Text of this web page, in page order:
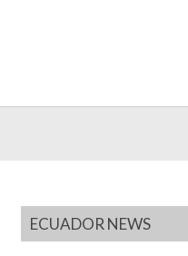
ECUADOR NEWS